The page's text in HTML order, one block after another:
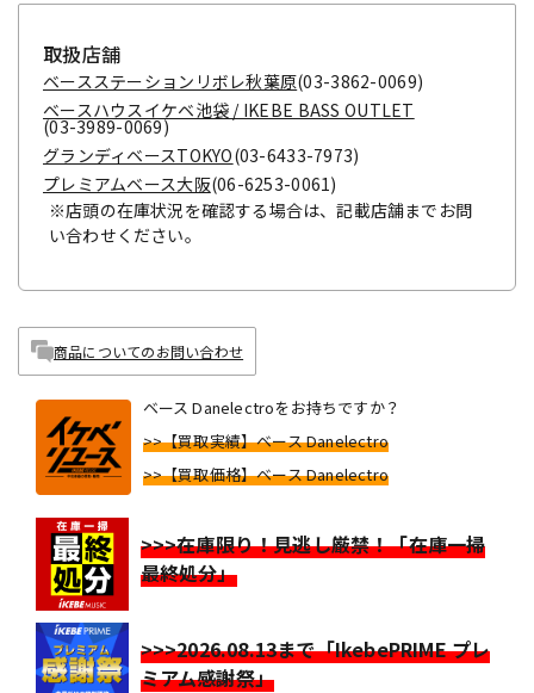
取扱店舗
ベースステーションリボレ秋葉原(03-3862-0069)
ベースハウスイケベ池袋 / IKEBE BASS OUTLET
(03-3989-0069)
グランディベースTOKYO(03-6433-7973)
プレミアムベース大阪(06-6253-0061)
※店頭の在庫状況を確認する場合は、記載店舗までお問
い合わせください。
商品についてのお問い合わせ
ベース Danelectroをお持ちですか？
>>【買取実績】ベース Danelectro
>>【買取価格】ベース Danelectro
>>>在庫限り！見逃し厳禁！「在庫一掃
最終処分」
>>>2026.08.13まで「IkebePRIME プレ
ミアム感謝祭」